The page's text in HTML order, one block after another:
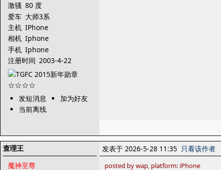
激骚 80 度
爱车 大师3系
主机 IPhone
相机 Iphone
手机 Iphone
注册时间 2003-4-22
发短消息
加为好友
当前离线
查理王
魔神至尊
发表于 2026-5-28 11:35 只看该作者
posted by wap, platform: iPhone